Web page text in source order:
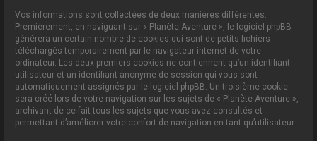
Vos informations sont collectées de deux manières différentes.
Premièrement, en naviguant sur « Planète Aventure », le logiciel phpBB
génèrera un certain nombre de cookies qui sont de petits fichiers
téléchargés temporairement par le navigateur internet de votre
ordinateur. Les deux premiers cookies ne contiennent qu’un identifiant
utilisateur et un identifiant anonyme de session qui vous sont
automatiquement assignés par le logiciel phpBB. Un troisième cookie
sera créé lors de votre navigation sur les sujets de « Planète Aventure »,
archivant de ce fait tous les sujets que vous avez consultés et
permettant d’améliorer votre confort de navigation en tant qu’utilisateur.